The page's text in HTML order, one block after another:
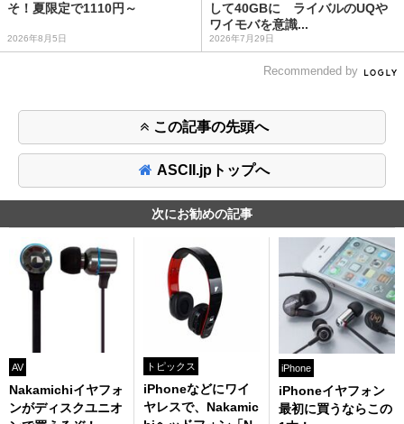
そ！夏限定で1110円～
2026年8月5日
して40GBに ライバルのUQや
ワイモバを意識...
2026年7月29日
Recommended by
この記事の先頭へ
ASCII.jpトップへ
次にお勧めの記事
AV
Nakamichiイヤフォ
ンがディスクユニオ
トピックス
iPhoneなどにワイ
ヤレスで、Nakamic
iPhone
iPhoneイヤフォン
最初に買うならこの